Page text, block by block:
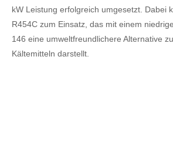
kW Leistung erfolgreich umgesetzt. Dabei
R454C zum Einsatz, das mit einem
146 eine umweltfreundlichere Alternative
Kältemitteln darstellt.